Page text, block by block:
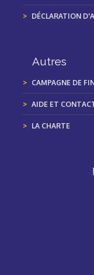
DÉCLARATION
Autres
CAMPAGNE DE
AIDE ET
LA CHARTE